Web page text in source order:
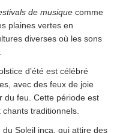
de musique comme
plaines vertes en
diverses où les sons
d’été est célébré
avec des feux de joie
du feu. Cette période est
traditionnels.
du Soleil inca, qui attire des